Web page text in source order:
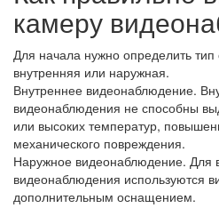
камеру
Для начала нужно определить
внутренняя или наружная.
Внутреннее видеонаблюдение.
видеонаблюдения не способны
или высоких температур,
механического повреждения.
Наружное видеонаблюдение. Для
видеонаблюдения используются
дополнительным оснащением.